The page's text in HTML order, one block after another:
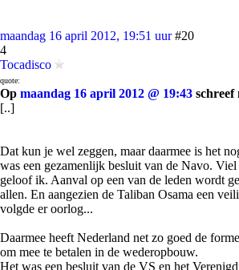
maandag 16 april 2012, 19:51 uur #20
4
Tocadisco
quote:
Op maandag 16 april 2012 @ 19:43 schreef
[..]
Dat kun je wel zeggen, maar daarmee is het
was een gezamenlijk besluit van de Navo.
geloof ik. Aanval op een van de leden wordt
allen. En aangezien de Taliban Osama een
volgde er oorlog...
Daarmee heeft Nederland net zo goed de
om mee te betalen in de wederopbouw.
Het was een besluit van de VS en het